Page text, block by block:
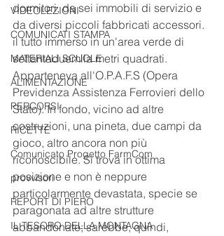
VIDEOLEZIONI
COMUNICATI STAMPA
MATERIALI SCUOLE
ALIMENTAZIONE
PERCORSI
RICETTE
Comunicato Progetto FarmCom
provvisori
REPORT DI PIERO
IL TESORO DELLA MONTAGNA
dormitori, da sei immobili di servizio e
da diversi piccoli fabbricati accessori.
il tutto immerso in un'area verde di
settantaduemila metri quadrati.
Apparteneva all'O.P.A.F.S (Opera
Previdenza Assistenza Ferrovieri dello
Stato). In fondo, vicino ad altre
costruzioni, una pineta, due campi da
gioco, altro ancora non più
riconoscibile. Si trova in ottima
posizione e non è neppure
particolarmente devastata, specie se
paragonata ad altre strutture
abbandonate; sarebbe, quindi,